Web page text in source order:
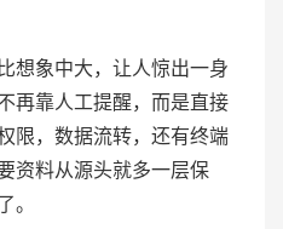
想象中大，让人惊出一身
再靠人工提醒，而是直接
限，数据流转，还有终端
资料从源头就多一层保
。